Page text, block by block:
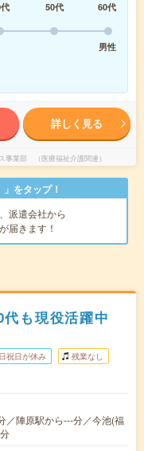
50代
60代
男性
詳しく見る
事業部 （医療福祉介護関連）
をタップ！
派遣会社から
が届きます！
も現役活躍中
祝日が休み 残業なし
／陣原駅から---分／今池(福